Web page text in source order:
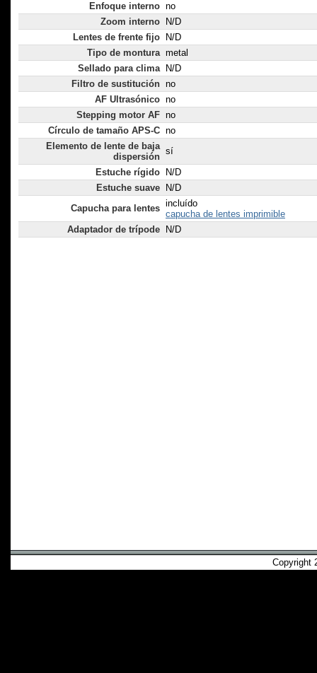
Enfoque interno no
Zoom interno
N/D
Lentes de frente fijo
N/D
Tipo de montura metal
Sellado para clima
N/D
Filtro de sustitución no
AF Ultrasónico no
Stepping motor AF no
Círculo de tamaño APS-C no
Elemento de lente de baja
dispersión
sí
Estuche rígido
N/D
Estuche suave
N/D
Capucha para lentes incluído
capucha de lentes imprimible
Adaptador de trípode
N/D
Copyright